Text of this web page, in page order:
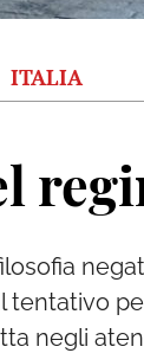
ITALIA
negli